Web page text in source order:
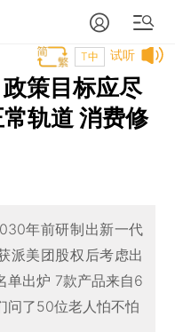
试听
T中
策目标应尽
轨道 消费修
年前研制出新一代
派美团股权后考虑出
单出炉 7款产品来自6
问了50位老人怕不怕